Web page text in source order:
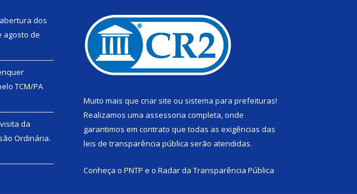
dos
agosto de
TCM/PA
da
Ordinária.
Muito mais que criar site ou sistema para prefeituras!
Realizamos uma assessoria completa, onde
garantimos em contrato que todas as exigências das
leis de transparência pública serão atendidas.
Conheça o PNTP e o Radar da Transparência Pública